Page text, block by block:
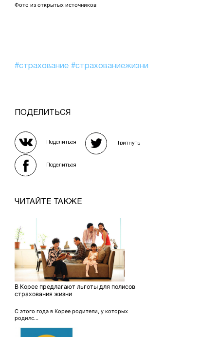
Фото из открытых источников
#страхование #страхованиежизни
ПОДЕЛИТЬСЯ
Поделиться Твитнуть
Поделиться
ЧИТАЙТЕ ТАКЖЕ
В Корее предлагают льготы для полисов
страхования жизни
С этого года в Корее родители, у которых
родилс...